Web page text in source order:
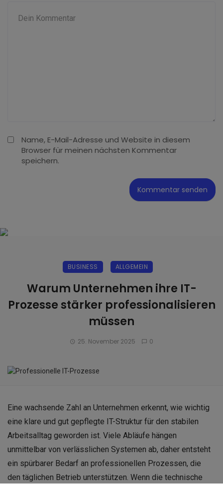
Name, E-Mail-Adresse und Website in diesem
Browser für meinen nächsten Kommentar
speichern.
BUSINESS ALLGEMEIN
Warum Unternehmen ihre IT-
Prozesse stärker professionalisieren
müssen
25. November 2025 0
Eine wachsende Zahl an Unternehmen erkennt, wie wichtig
eine klare und gut gepflegte IT-Struktur für den stabilen
Arbeitsalltag geworden ist. Viele Abläufe hängen
unmittelbar von verlässlichen Systemen ab, daher entsteht
ein spürbarer Bedarf an professionellen Prozessen, die
den täglichen Betrieb unterstützen. Wenn die technische